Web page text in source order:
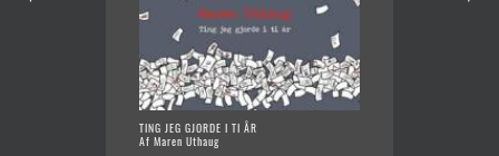
TING JEG GJORDE I TI ÅR
Af Maren Uthaug